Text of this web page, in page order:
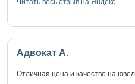
Читать весь отзыв на Яндекс
Адвокат А.
Отличная цена и качество на